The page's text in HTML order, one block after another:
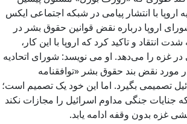
با انتشار پیامی در شبکه اجتماعی ایکس
اروپا درباره نقض قوانین حقوق بشر در
انتقاد و تاکید کرد که اروپا با این کار،
غزه را می‌دهد. او می نویسد: شورای اتحادیه
مورد نقض بند حقوق بشر «توافقنامه
تصمیمی بگیرد. اما این خود یک تصمیم است؛
جنایات جنگی مداوم اسرائیل را مجازات نکند
غزه بدون وقفه ادامه یابد.